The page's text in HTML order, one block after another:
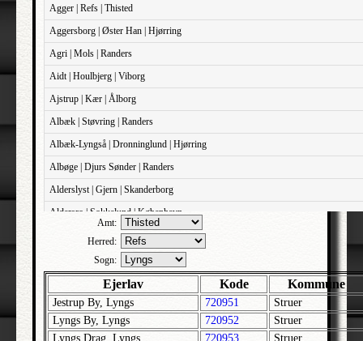
Agger | Refs | Thisted
Aggersborg | Øster Han | Hjørring
Agri | Mols | Randers
Aidt | Houlbjerg | Viborg
Ajstrup | Kær | Ålborg
Albæk | Støvring | Randers
Albæk-Lyngså | Dronninglund | Hjørring
Albøge | Djurs Sønder | Randers
Alderslyst | Gjern | Skanderborg
Aldersro | Sokkelund | København
Allehelgens | Sokkelund | København
Aller | Sønder Tyrstrup | Haderslev
Allerslev | Bårse | Præstø
Allerslev | Voldborg | Roskilde
Allerup | Åsum | Odense
Amt:
Herred:
Sogn:
Ejerlav Kode Kommune
Jestrup By, Lyngs 720951
Struer
Lyngs By, Lyngs
720952
Struer
Lyngs Drag, Lyngs
720953 Struer